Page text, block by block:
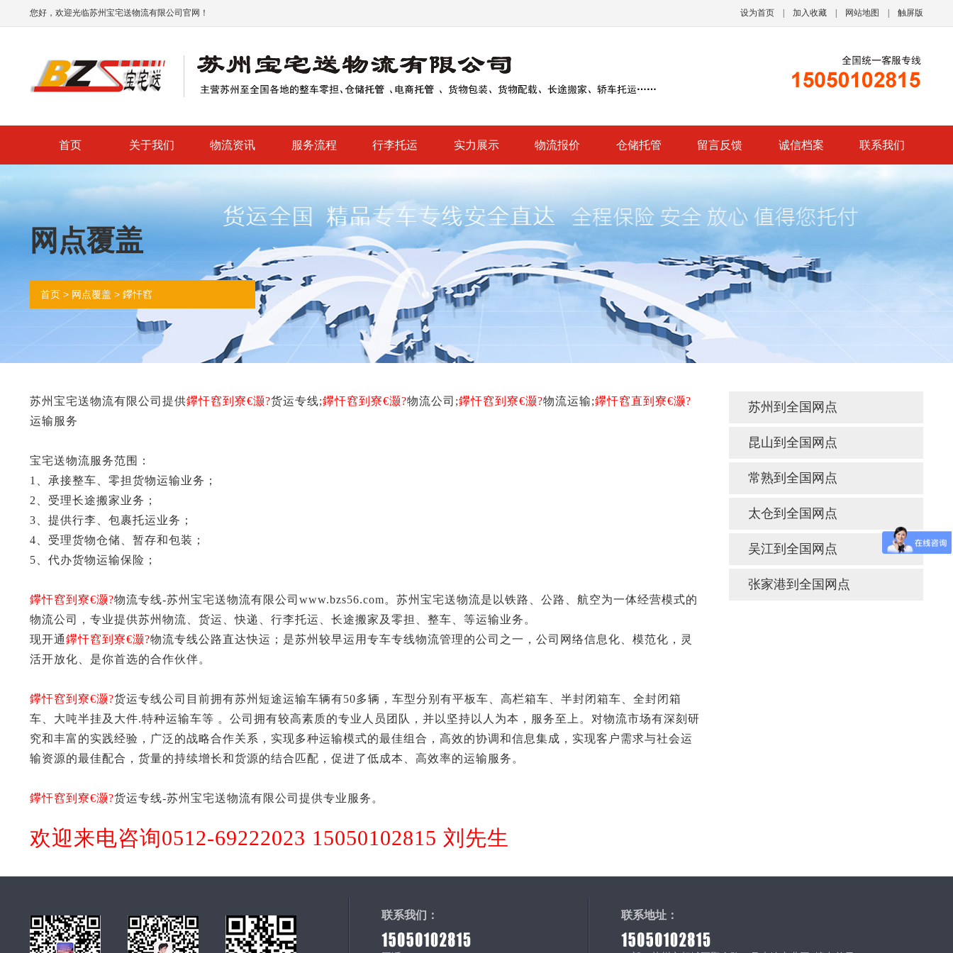
您好，欢迎光临苏州宝宅送物流有限公司官网！ 设为首页 加入收藏 网站地图 触屏版
首页 关于我们 物流资讯 服务流程 行李托运 实力展示 物流报价 仓储托管 留言反馈 诚信档案 联系我们
网点覆盖
首页 > 网点覆盖 > 鑻忓窞
苏州宝宅送物流有限公司提供鑻忓窞到寮€灏?货运专线;鑻忓窞到寮€灏?物流公司;鑻忓窞到寮€灏?物流运输;鑻忓窞直到寮€灏?
运输服务
宝宅送物流服务范围：
1、承接整车、零担货物运输业务；
2、受理长途搬家业务；
3、提供行李、包裹托运业务；
4、受理货物仓储、暂存和包装；
5、代办货物运输保险；
鑻忓窞到寮€灏?物流专线-苏州宝宅送物流有限公司www.bzs56.com。苏州宝宅送物流是以铁路、公路、航空为一体经营模式的
物流公司，专业提供苏州物流、货运、快递、行李托运、长途搬家及零担、整车、等运输业务。
现开通鑻忓窞到寮€灏?物流专线公路直达快运；是苏州较早运用专车专线物流管理的公司之一，公司网络信息化、模范化，灵
活开放化、是你首选的合作伙伴。
鑻忓窞到寮€灏?货运专线公司目前拥有苏州短途运输车辆有50多辆，车型分别有平板车、高栏箱车、半封闭箱车、全封闭箱
车、大吨半挂及大件.特种运输车等 。公司拥有较高素质的专业人员团队，并以坚持以人为本，服务至上。对物流市场有深刻研
究和丰富的实践经验，广泛的战略合作关系，实现多种运输模式的最佳组合，高效的协调和信息集成，实现客户需求与社会运
输资源的最佳配合，货量的持续增长和货源的结合匹配，促进了低成本、高效率的运输服务。
鑻忓窞到寮€灏?货运专线-苏州宝宅送物流有限公司提供专业服务。
欢迎来电咨询0512-69222023 15050102815 刘先生
苏州到全国网点
昆山到全国网点
常熟到全国网点
太仓到全国网点
吴江到全国网点
张家港到全国网点
联系我们： 联系地址：